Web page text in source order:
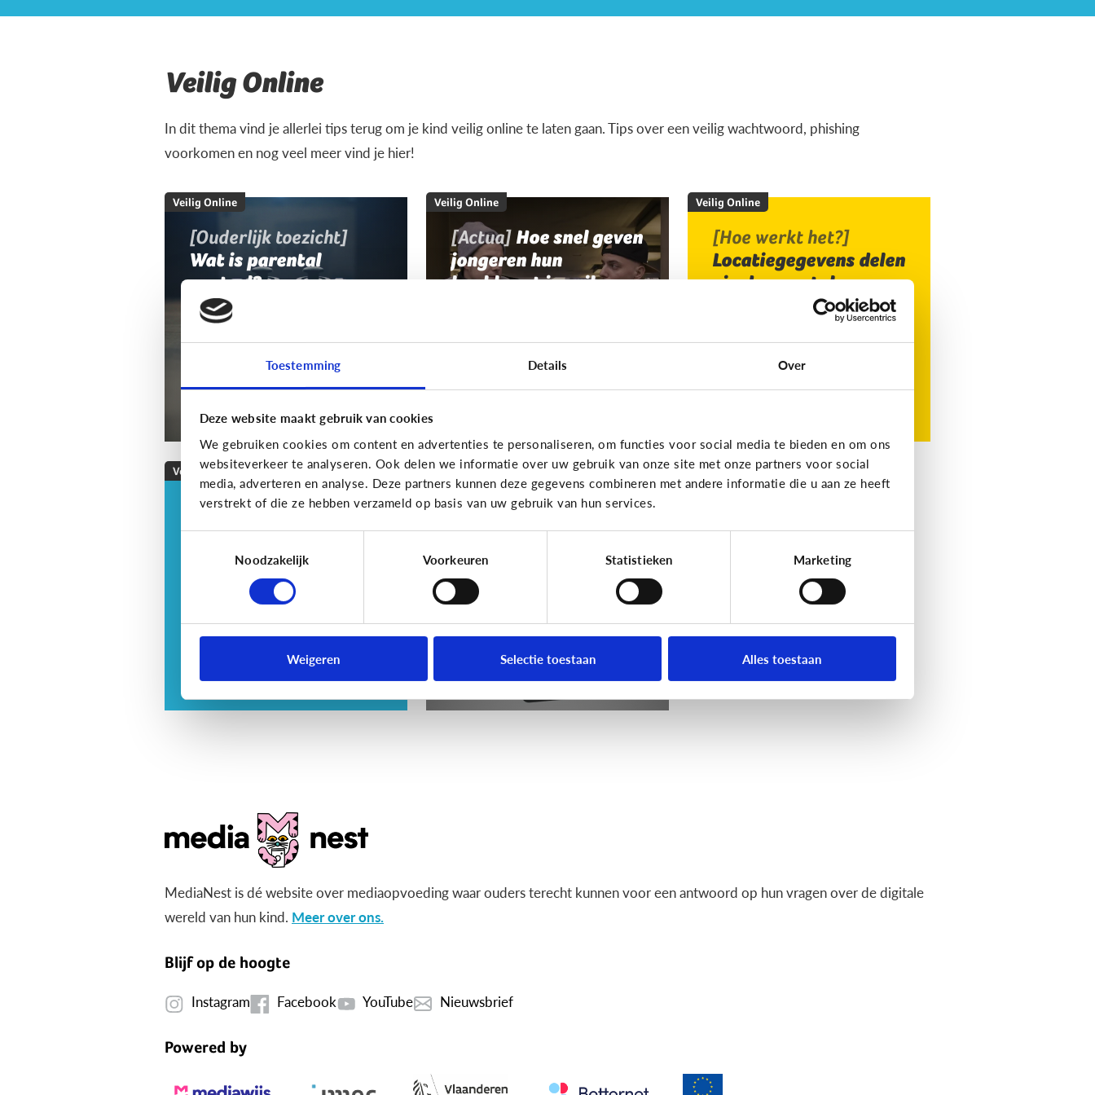
Toestemming Details Over
Deze website maakt gebruik van cookies
We gebruiken cookies om content en advertenties te personaliseren, om functies voor social media te bieden en om ons
websiteverkeer te analyseren. Ook delen we informatie over uw gebruik van onze site met onze partners voor social
media, adverteren en analyse. Deze partners kunnen deze gegevens combineren met andere informatie die u aan ze heeft
verstrekt of die ze hebben verzameld op basis van uw gebruik van hun services.
Noodzakelijk
Voorkeuren Statistieken Marketing
Weigeren Selectie toestaan Alles toestaan
Veilig Online
In dit thema vind je allerlei tips terug om je kind veilig online te laten gaan. Tips over een veilig wachtwoord, phishing
voorkomen en nog veel meer vind je hier!
Veilig Online
[Ouderlijk toezicht]
Wat is parental
control?
Veilig Online
[Actua] Hoe snel geven
jongeren hun
bankkaart in ruil voor
Veilig Online
[Hoe werkt het?]
Locatiegegevens delen
via de smartphone
Veilig Online
Veilig online: hoe doe
ik dat?
Je zorgt er best voor dat je
informatie alleen deelt met wie
jij dit echt wilt. Hoe kan je dit
doen?
3 tips voor tieners
Veilig Online
Wat is een veilig
wachtwoord voor mijn
kind?
MediaNest is dé website over mediaopvoeding waar ouders terecht kunnen voor een antwoord op hun vragen over de digitale
wereld van hun kind. Meer over ons.
Blijf op de hoogte
Instagram Facebook YouTube Nieuwsbrief
Powered by